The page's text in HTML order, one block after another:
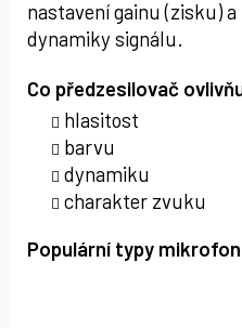
nastavení gainu (zisku)
dynamiky signálu.
Co předzesilovač
hlasitost
barvu
dynamiku
charakter zvuku
Populární typy